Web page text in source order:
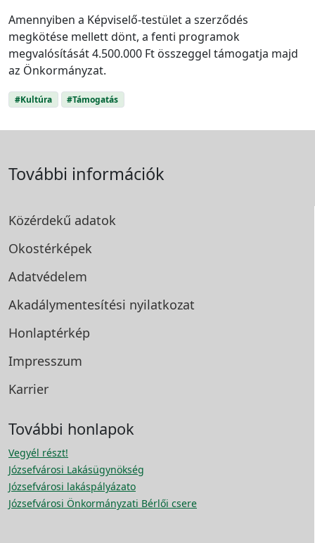
Amennyiben a Képviselő-testület a szerződés
megkötése mellett dönt, a fenti programok
megvalósítását 4.500.000 Ft összeggel támogatja majd
az Önkormányzat.
#Kultúra #Támogatás
További információk
Közérdekű adatok
Okostérképek
Adatvédelem
Akadálymentesítési nyilatkozat
Honlaptérkép
Impresszum
Karrier
További honlapok
Vegyél részt!
Józsefvárosi Lakásügynökség
Józsefvárosi lakáspályázato
Józsefvárosi Önkormányzati Bérlői csere